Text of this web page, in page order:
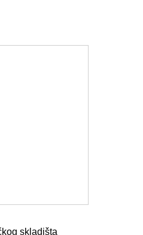
skladišta